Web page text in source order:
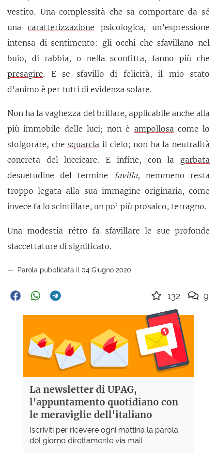
vestito. Una complessità che sa comportare da sé
una caratterizzazione psicologica, un’espressione
intensa di sentimento: gli occhi che sfavillano nel
buio, di rabbia, o nella sconfitta, fanno più che
presagire. E se sfavillo di felicità, il mio stato
d’animo è per tutti di evidenza solare.
Non ha la vaghezza del brillare, applicabile anche alla
più immobile delle luci; non è ampollosacome lo
sfolgorare, che squarcia il cielo; non ha la neutralità
concreta del luccicare. E infine, con la garbata
desuetudine del termine favilla, nemmeno resta
troppo legata alla sua immagine originaria, come
invece fa lo scintillare, un po’ più prosaico, terragno.
Una modestia rétro fa sfavillare le sue profonde
sfaccettature di significato.
Parola pubblicata il 04 Giugno 2020
132 9
La newsletter di UPAG,
l'appuntamento quotidiano con
le meraviglie dell'italiano
Iscriviti per ricevere ogni mattina la parola
del giorno direttamente via mail